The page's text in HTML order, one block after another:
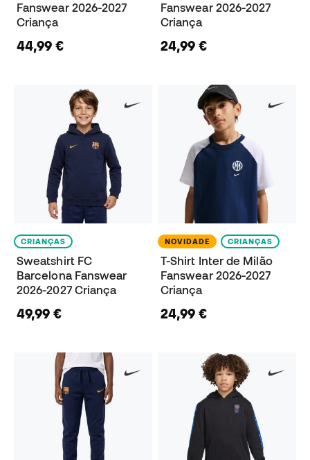
Fanswear 2026-2027
Criança
44,99 €
Fanswear 2026-2027
Criança
24,99 €
CRIANÇAS
Sweatshirt FC
Barcelona Fanswear
2026-2027 Criança
49,99 €
NOVIDADE CRIANÇAS
T-Shirt Inter de Milão
Fanswear 2026-2027
Criança
24,99 €